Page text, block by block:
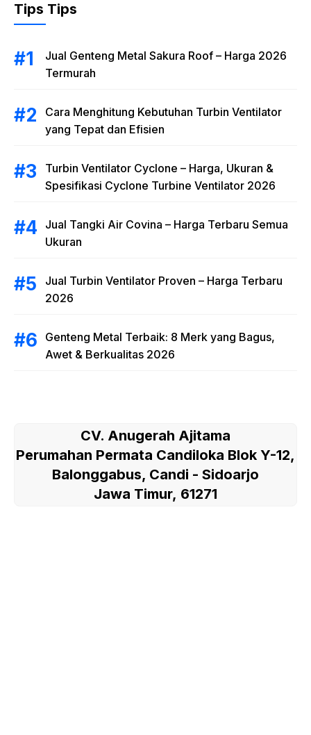
Tips Tips
Jual Genteng Metal Sakura Roof – Harga 2026
Termurah
Cara Menghitung Kebutuhan Turbin Ventilator
yang Tepat dan Efisien
Turbin Ventilator Cyclone – Harga, Ukuran &
Spesifikasi Cyclone Turbine Ventilator 2026
Jual Tangki Air Covina – Harga Terbaru Semua
Ukuran
Jual Turbin Ventilator Proven – Harga Terbaru
2026
Genteng Metal Terbaik: 8 Merk yang Bagus,
Awet & Berkualitas 2026
CV. Anugerah Ajitama
Perumahan Permata Candiloka Blok Y-12,
Balonggabus, Candi - Sidoarjo
Jawa Timur, 61271